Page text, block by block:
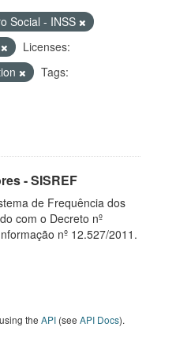
Social - INSS
Licenses:
Tags:
- SISREF
de Frequência dos
com o Decreto nº
nº 12.527/2011.
the API (see API Docs).